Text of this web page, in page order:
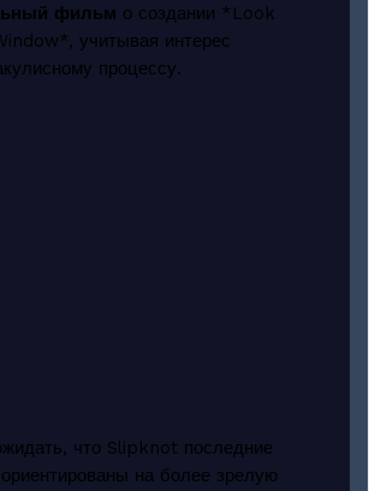
фильм о создании *Look
учитывая интерес
процессу.
что Slipknot последние
на более зрелую